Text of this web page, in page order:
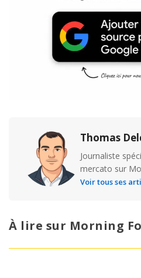
Thomas
Journaliste
mercato sur
Voir tous ses
À lire sur Morning